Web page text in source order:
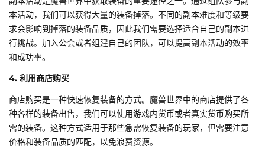
本活动，我们可以获得大量的装备掉落。不同的副本难度和等级要
求会影响到掉落的装备品质，因此我们需要选择适合自己的副本进
行挑战。加入公会或者组建自己的团队，可以提高副本活动的效率
和成功率。
4. 利用商店购买
商店购买是一种快速恢复装备的方式。魔兽世界中的商店提供了各
种各样的装备出售，我们可以使用游戏内货币或者真实货币购买所
需的装备。这种方式适用于那些急需恢复装备的玩家，但需要注意
价格和装备品质的匹配，以免浪费资源。